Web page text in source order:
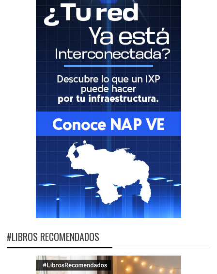
#LIBROS RECOMENDADOS